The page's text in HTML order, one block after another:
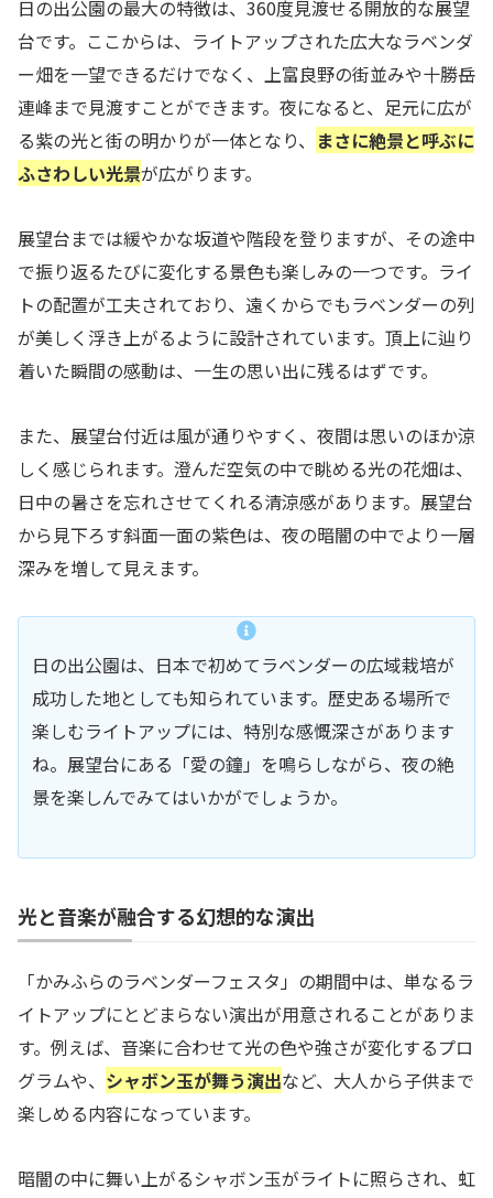
日の出公園の最大の特徴は、360度見渡せる開放的な展望
台です。ここからは、ライトアップされた広大なラベンダ
ー畑を一望できるだけでなく、上富良野の街並みや十勝岳
連峰まで見渡すことができます。夜になると、足元に広が
る紫の光と街の明かりが一体となり、 まさに絶景と呼ぶに
ふさわしい光景が広がります。
展望台までは緩やかな坂道や階段を登りますが、その途中
で振り返るたびに変化する景色も楽しみの一つです。ライ
トの配置が工夫されており、遠くからでもラベンダーの列
が美しく浮き上がるように設計されています。頂上に辿り
着いた瞬間の感動は、一生の思い出に残るはずです。
また、展望台付近は風が通りやすく、夜間は思いのほか涼
しく感じられます。澄んだ空気の中で眺める光の花畑は、
日中の暑さを忘れさせてくれる清涼感があります。展望台
から見下ろす斜面一面の紫色は、夜の暗闇の中でより一層
深みを増して見えます。
日の出公園は、日本で初めてラベンダーの広域栽培が
成功した地としても知られています。歴史ある場所で
楽しむライトアップには、特別な感慨深さがあります
ね。展望台にある「愛の鐘」を鳴らしながら、夜の絶
景を楽しんでみてはいかがでしょうか。
光と音楽が融合する幻想的な演出
「かみふらのラベンダーフェスタ」の期間中は、単なるラ
イトアップにとどまらない演出が用意されることがありま
す。例えば、音楽に合わせて光の色や強さが変化するプロ
グラムや、 シャボン玉が舞う演出など、大人から子供まで
楽しめる内容になっています。
暗闇の中に舞い上がるシャボン玉がライトに照らされ、虹